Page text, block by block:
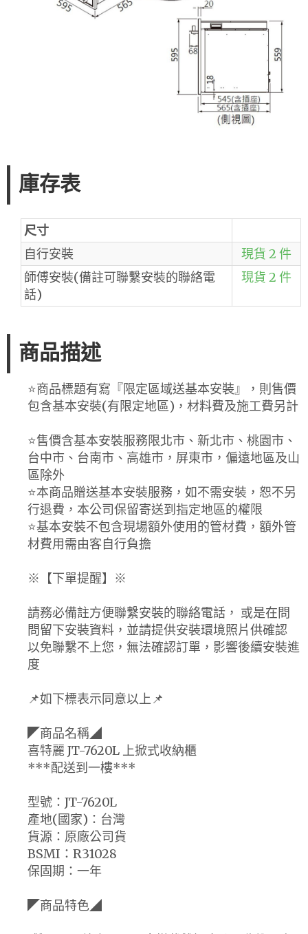
庫存表
尺寸
自行安裝
現貨 2 件
師傅安裝(備註可聯繫安裝的聯絡電
話)
現貨 2 件
商品描述
⭐️商品標題有寫『限定區域送基本安裝』，則售價
包含基本安裝(有限定地區)，材料費及施工費另計
⭐️售價含基本安裝服務限北市、新北市、桃園市、
台中市、台南市、高雄市，屏東市，偏遠地區及山
區除外
⭐️本商品贈送基本安裝服務，如不需安裝，恕不另
行退費，本公司保留寄送到指定地區的權限
⭐️基本安裝不包含現場額外使用的管材費，額外管
材費用需由客自行負擔
※【下單提醒】※
請務必備註方便聯繫安裝的聯絡電話， 或是在問
問留下安裝資料，並請提供安裝環境照片供確認
以免聯繫不上您，無法確認訂單，影響後續安裝進
度
📌如下標表示同意以上📌
◤商品名稱◢
喜特麗 JT-7620L 上掀式收納櫃
***配送到一樓***
型號：JT-7620L
產地(國家)：台灣
貨源：原廠公司貨
BSMI：R31028
保固期：一年
◤商品特色◢